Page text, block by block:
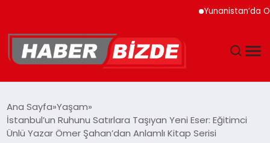
Yunanistan’da
YAŞAM
Ana Sayfa Yaşam
İstanbul’un Ruhunu Satırlara Taşıyan Yeni Eser: Eğitimci
Ünlü Yazar Ömer Şahan’dan Anlamlı Kitap Serisi